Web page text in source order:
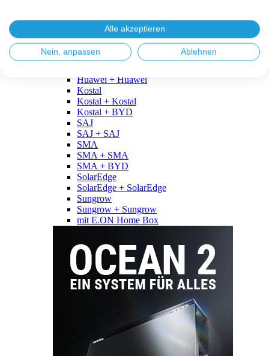
Fronius + BYD
GoodWe
GoodWe + GoodWe
GoodWe + BYD
Huawei + Huawei
Kostal
Kostal + Kostal
Kostal + BYD
SAJ
SAJ + SAJ
SMA
SMA + SMA
SMA + BYD
SolarEdge
SolarEdge + SolarEdge
Sungrow
Sungrow + Sungrow
mit E.ON Home Box
Alle akzeptieren
Nein, anpassen Ablehnen